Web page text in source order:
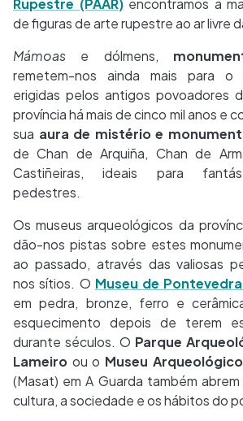
Rupestre (PAAR)encontramos a
de figuras de arte rupestre ao ar livre
Mámoas e dólmens,
remetem-nos ainda mais para o
erigidas pelos antigos povoadores
província há mais de cinco mil anos e
sua aura de mistério e
de Chan de Arquiña, Chan de
Castiñeiras, ideais para
pedestres.
Os museus arqueológicos da
dão-nos pistas sobre estes
ao passado, através das valiosas
nos sítios. O Museu de Pontevedra
em pedra, bronze, ferro e
esquecimento depois de terem
durante séculos. O Parque
Lameiro ou o Museu
(Masat) em A Guarda também
cultura, a sociedade e os hábitos do